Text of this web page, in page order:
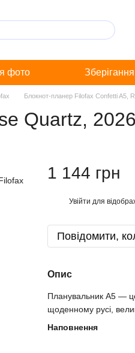
фото Зберігання
Блокнот-планер Filofax Confetti A5,
Quartz, 2026
1 144 грн
Увійти для
Повідомити,
Опис
Планувальник A5 —
щоденному русі,
Наповнення